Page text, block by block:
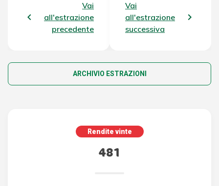
Vai
all'estrazione
precedente
Vai
all'estrazione
successiva
ARCHIVIO ESTRAZIONI
Rendite vinte
481